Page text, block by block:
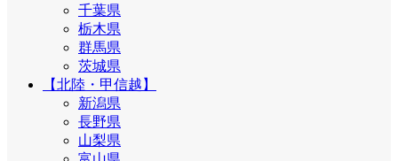
千葉県
栃木県
群馬県
茨城県
【北陸・甲信越】
新潟県
長野県
山梨県